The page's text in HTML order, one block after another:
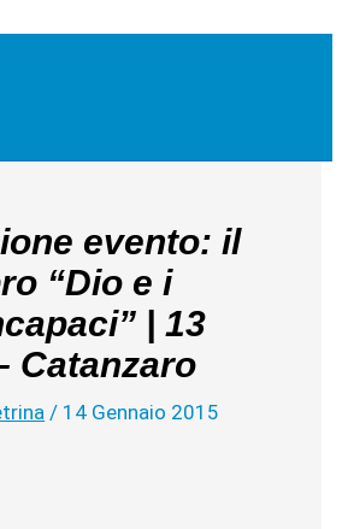
evento: il
“Dio e i
| 13
Catanzaro
/ 14 Gennaio 2015